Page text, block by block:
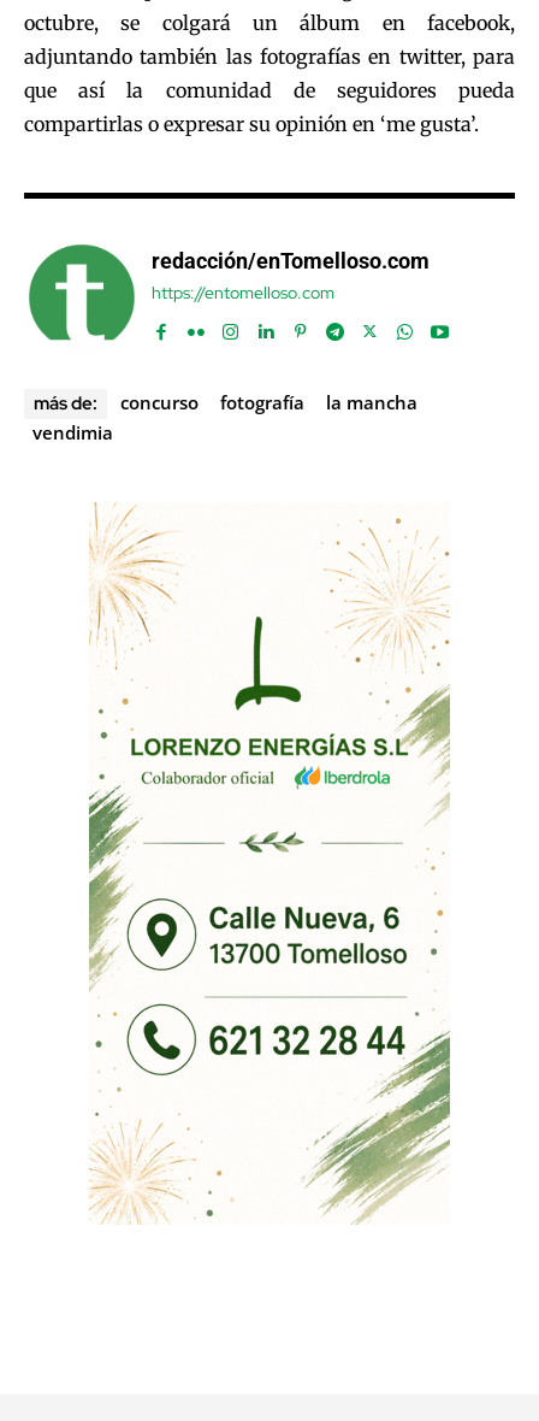
octubre, se colgará un álbum en facebook,
adjuntando también las fotografías en twitter, para
que así la comunidad de seguidores pueda
compartirlas o expresar su opinión en ‘me gusta’.
redacción/enTomelloso.com
https://entomelloso.com
más de: concurso fotografía
la mancha
vendimia